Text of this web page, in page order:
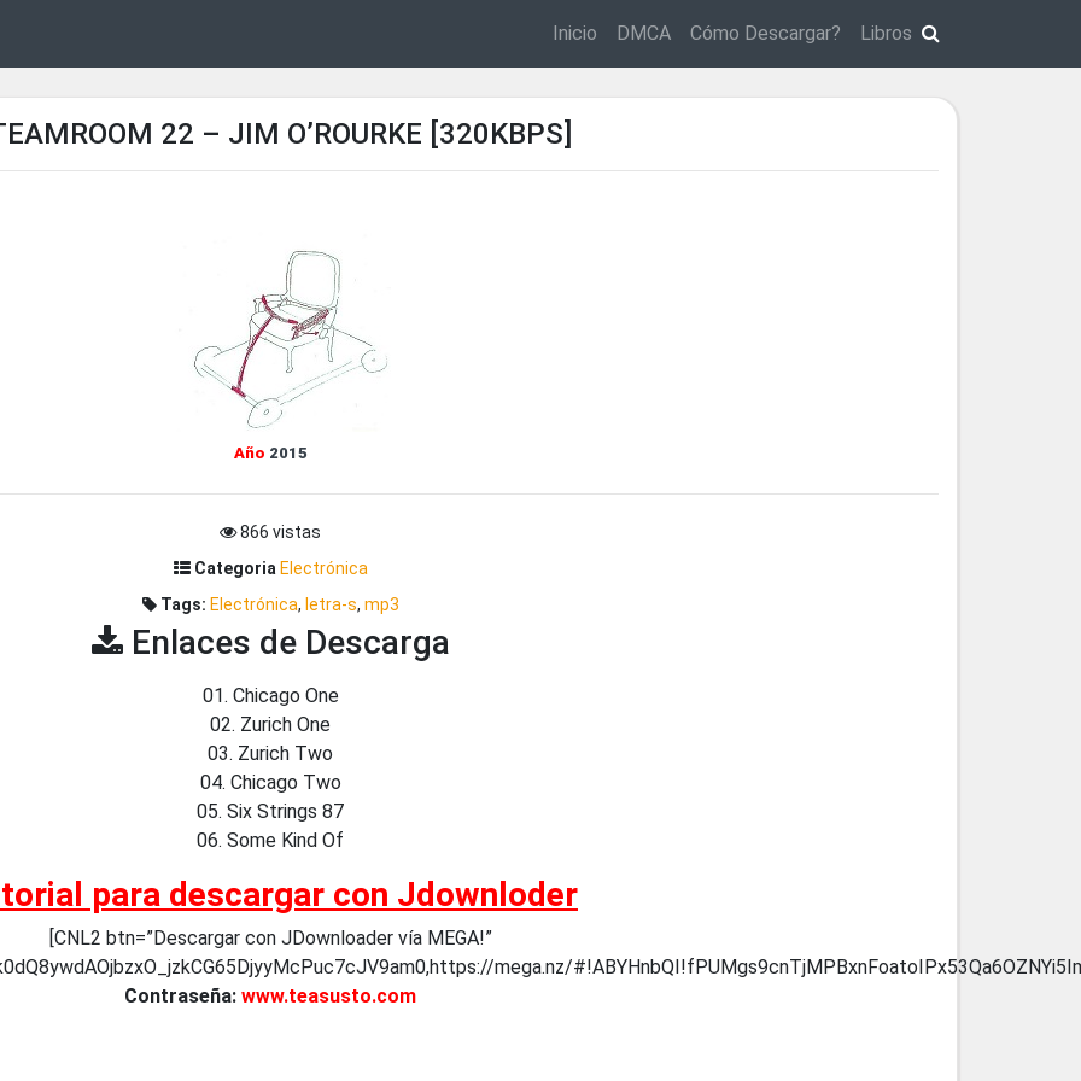
Inicio DMCA Cómo Descargar? Libros
22 – JIM O’ROURKE [320KBPS]
Año 2015
866 vistas
Categoria Electrónica
Tags: Electrónica, letra-s, mp3
Enlaces de Descarga
01. Chicago One
02. Zurich One
03. Zurich Two
04. Chicago Two
05. Six Strings 87
06. Some Kind Of
para descargar con Jdownloder
[CNL2 btn=”Descargar con JDownloader vía MEGA!”
mega.nz/
Contraseña: www.teasusto.com